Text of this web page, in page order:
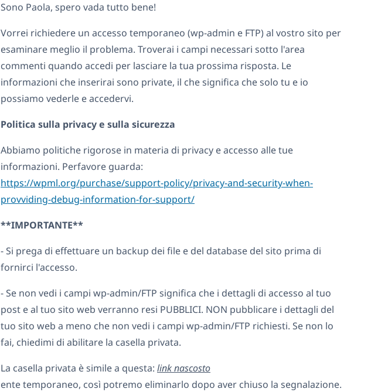
Sono Paola, spero vada tutto bene!
Vorrei richiedere un accesso temporaneo (wp-admin e FTP) al vostro sito per
esaminare meglio il problema. Troverai i campi necessari sotto l'area
commenti quando accedi per lasciare la tua prossima risposta. Le
informazioni che inserirai sono private, il che significa che solo tu e io
possiamo vederle e accedervi.
Politica sulla privacy e sulla sicurezza
Abbiamo politiche rigorose in materia di privacy e accesso alle tue
informazioni. Perfavore guarda:
https://wpml.org/purchase/support-policy/privacy-and-security-when-
provviding-debug-information-for-support/
**IMPORTANTE**
- Si prega di effettuare un backup dei file e del database del sito prima di
fornirci l'accesso.
- Se non vedi i campi wp-admin/FTP significa che i dettagli di accesso al tuo
post e al tuo sito web verranno resi PUBBLICI. NON pubblicare i dettagli del
tuo sito web a meno che non vedi i campi wp-admin/FTP richiesti. Se non lo
fai, chiedimi di abilitare la casella privata.
La casella privata è simile a questa: link nascosto
ente temporaneo, così potremo eliminarlo dopo aver chiuso la segnalazione.